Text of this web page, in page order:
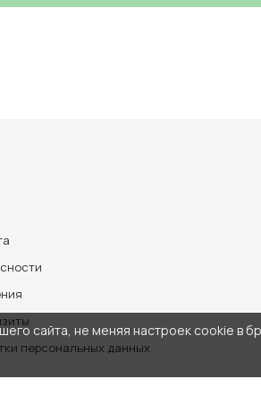
персональных данных
сайта, не меняя настроек cookie в